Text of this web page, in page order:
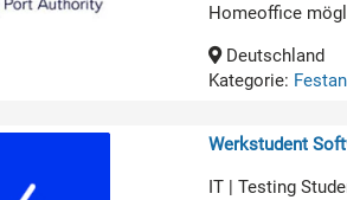
Homeoffice
Deutschland
Kategorie:
Werkstudent
IT | Testing